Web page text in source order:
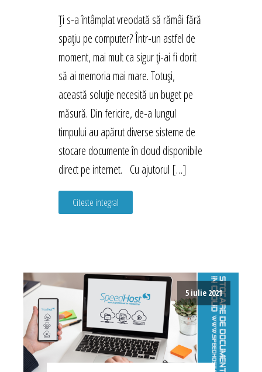
Ți s-a întâmplat vreodată să rămâi fără
spațiu pe computer? Într-un astfel de
moment, mai mult ca sigur ți-ai fi dorit
să ai memoria mai mare. Totuși,
această soluție necesită un buget pe
măsură. Din fericire, de-a lungul
timpului au apărut diverse sisteme de
stocare documente în cloud disponibile
direct pe internet. Cu ajutorul […]
Citeste integral
5 iulie 2021